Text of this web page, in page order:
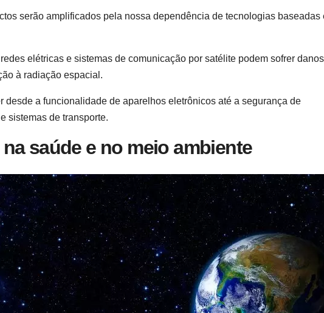
serão amplificados pela nossa dependência de tecnologias baseadas
elétricas e sistemas de comunicação por satélite podem sofrer danos
à radiação espacial.
desde a funcionalidade de aparelhos eletrônicos até a segurança de
sistemas de transporte.
saúde e no meio ambiente